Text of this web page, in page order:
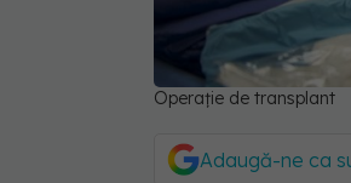
Operație de transplant
Adaugă-ne ca